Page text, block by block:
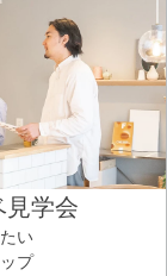
見学会
い
プ